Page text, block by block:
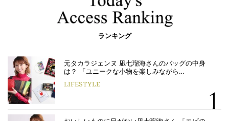
ランキング
元タカラジェンヌ 凪七瑠海さんのバッグの中身
は？ 「ユニークな小物を楽しみながら…
LIFESTYLE